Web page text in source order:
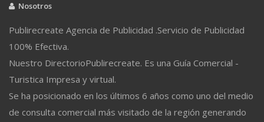
Nosotros
Publirecreate Agencia de Publicidad .Servicio de Publicidad
100% Efectiva.
Nuestro DirectorioPublirecreate. Es una Guía Comercial -
Turistica Impresa y virtual.
Se ha posicionado en los últimos 6 años como uno del medio
de consulta comercial más visitado de la región generando